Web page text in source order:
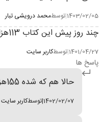
1403/02/05
|توسطمحمد درویشی تبار
چند روز پیش این کتاب 113هزار تومن بود حالا شده 135هزار تومن ؟! چه خبره ؟! شاهکار ادبی جهان میفروشی ؟
1401/04/27
|توسطکاربر سایت
پاسخ ها
حالا هم که شده 155هزارتومان ؟! شهر هرته دیگه
1402/02/07
|توسطکاربر سایت